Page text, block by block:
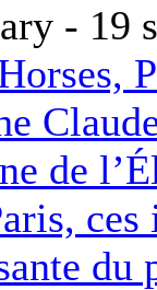
- 19
de
du